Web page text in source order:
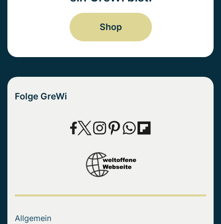
Shop
Folge GreWi
Allgemein